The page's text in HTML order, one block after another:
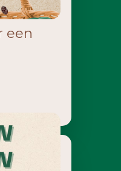
een